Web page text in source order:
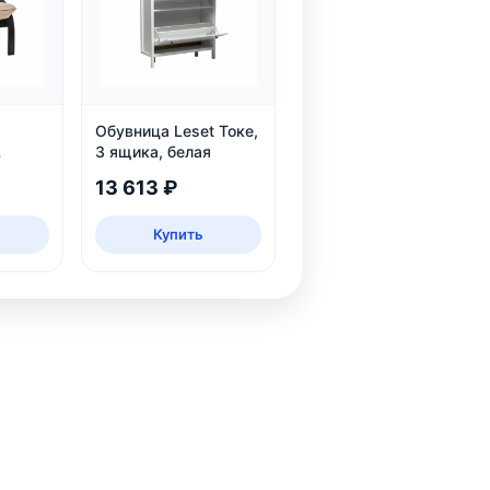
Обувница Leset Токе,
3 ящика, белая
13 613 ₽
Купить